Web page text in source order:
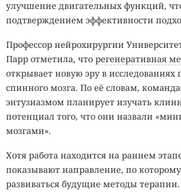
улучшение двигательных функций,
подтверждением эффективности
Профессор нейрохирургии
Парр отметила, что регенеративная
открывает новую эру в
спинного мозга. По её словам,
энтузиазмом планирует изучать
потенциал того, что они назвали
мозгами».
Хотя работа находится на раннем
показывают направление, по
развиваться будущие методы